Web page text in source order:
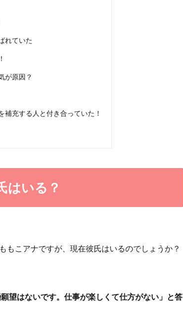
れていた
が原因？
充する人と付き合っていた！
はいる？
もこアナですが、現在彼氏はいるのでしょうか？
望はないです。仕事が楽しくて仕方がない」と答